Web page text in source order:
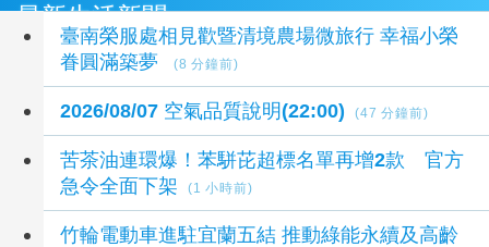
最新生活新聞
臺南榮服處相見歡暨清境農場微旅行 幸福小榮
眷圓滿築夢
(8 分鐘前)
2026/08/07 空氣品質說明(22:00) (47 分鐘前)
苦茶油連環爆！苯駢芘超標名單再增2款 官方
急令全面下架
(1 小時前)
竹輪電動車進駐宜蘭五結 推動綠能永續及高齡